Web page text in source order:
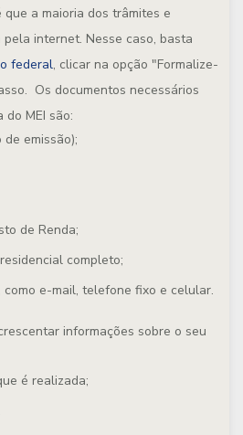
que a maioria dos trâmites e
internet. Nesse caso, basta
federal, clicar na opção "Formalize-
Os documentos necessários
MEI são:
emissão);
de Renda;
completo;
e-mail, telefone fixo e celular.
informações sobre o seu
é realizada;